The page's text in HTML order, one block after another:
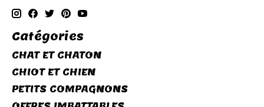
Catégories
CHAT ET CHATON
CHIOT ET CHIEN
PETITS COMPAGNONS